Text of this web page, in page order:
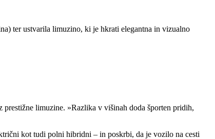
ter ustvarila limuzino, ki je hkrati elegantna in vizualno
limuzine. »Razlika v višinah doda športen pridih,
kot tudi polni hibridni – in poskrbi, da je vozilo na cesti